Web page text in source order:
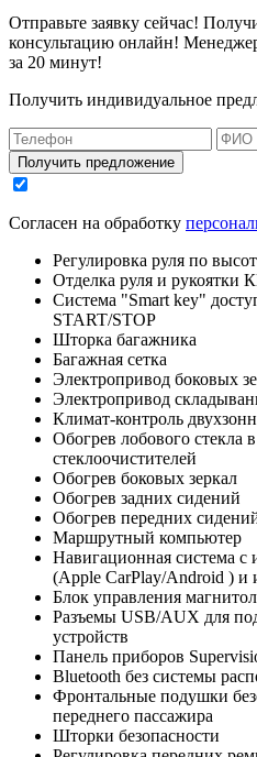
Отправьте заявку сейчас!
консультацию онлайн!
за 20 минут!
Получить индивидуальное
Получить предложение
Согласен на обработку
Регулировка руля по
Отделка руля и рукоятки
Система "Smart key"
START/STOP
Шторка багажника
Багажная сетка
Электропривод боковых
Электропривод
Климат-контроль
Обогрев лобового стекла
стеклоочистителей
Обогрев боковых зеркал
Обогрев задних сидений
Обогрев передних
Маршрутный компьютер
Навигационная система с
(Apple CarPlay/Android ) и
Блок управления
Разъемы USB/AUX для
устройств
Панель приборов
Bluetooth без системы
Фронтальные подушки
переднего пассажира
Шторки безопасности